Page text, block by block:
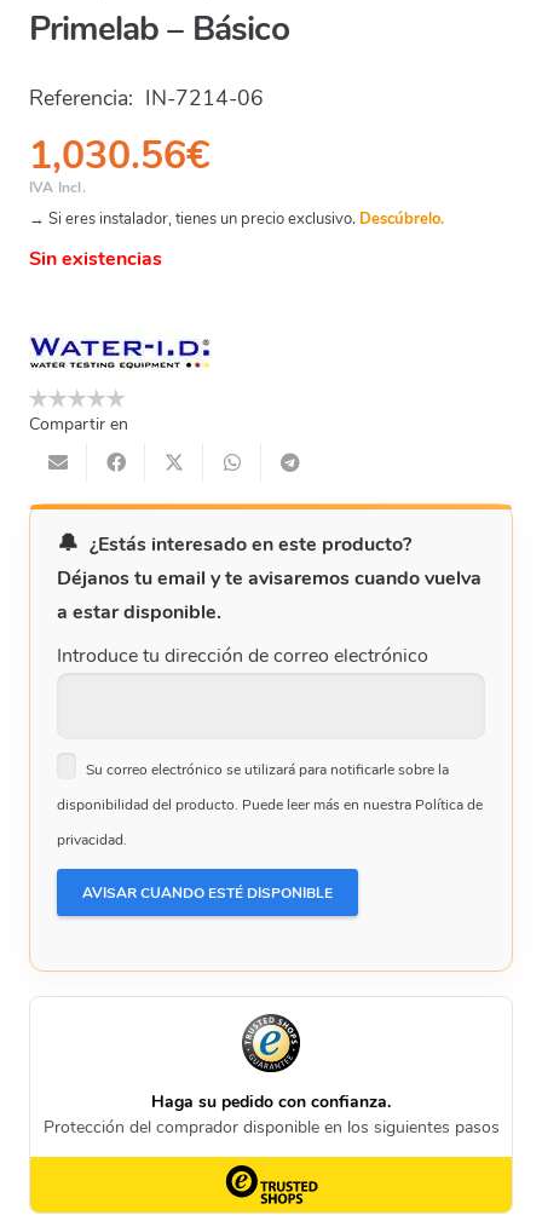
Primelab – Básico
Referencia: IN-7214-06
1,030.56€
IVA Incl.
→ Si eres instalador, tienes un precio exclusivo. Descúbrelo.
Sin existencias
Compartir en
¿Estás interesado en este producto?
Déjanos tu email y te avisaremos cuando vuelva
a estar disponible.
Introduce tu dirección de correo electrónico
Su correo electrónico se utilizará para notificarle sobre la
disponibilidad del producto. Puede leer más en nuestra Política de
privacidad.